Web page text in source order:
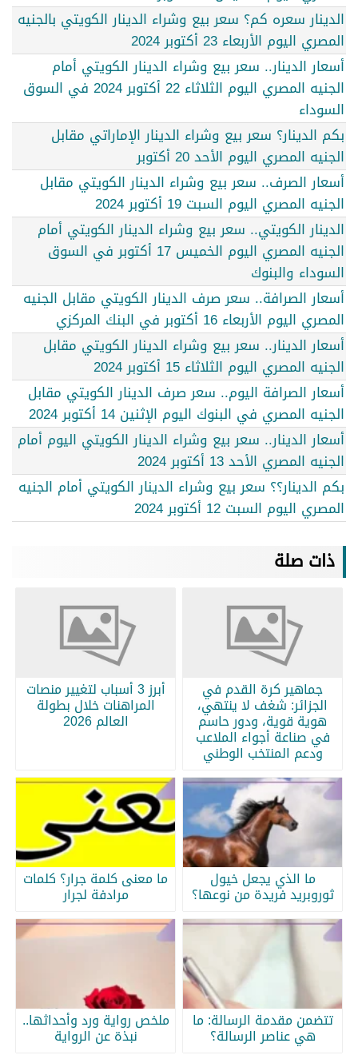
الدينار سعره كم؟ سعر بيع وشراء الدينار الكويتي بالجنيه
المصري اليوم الأربعاء 23 أكتوبر 2024
أسعار الدينار.. سعر بيع وشراء الدينار الكويتي أمام
الجنيه المصري اليوم الثلاثاء 22 أكتوبر 2024 في السوق
السوداء
بكم الدينار؟ سعر بيع وشراء الدينار الإماراتي مقابل
الجنيه المصري اليوم الأحد 20 أكتوبر
أسعار الصرف.. سعر بيع وشراء الدينار الكويتي مقابل
الجنيه المصري اليوم السبت 19 أكتوبر 2024
الدينار الكويتي.. سعر بيع وشراء الدينار الكويتي أمام
الجنيه المصري اليوم الخميس 17 أكتوبر في السوق
السوداء والبنوك
أسعار الصرافة.. سعر صرف الدينار الكويتي مقابل الجنيه
المصري اليوم الأربعاء 16 أكتوبر في البنك المركزي
أسعار الدينار.. سعر بيع وشراء الدينار الكويتي مقابل
الجنيه المصري اليوم الثلاثاء 15 أكتوبر 2024
أسعار الصرافة اليوم.. سعر صرف الدينار الكويتي مقابل
الجنيه المصري في البنوك اليوم الإثنين 14 أكتوبر 2024
أسعار الدينار.. سعر بيع وشراء الدينار الكويتي اليوم أمام
الجنيه المصري الأحد 13 أكتوبر 2024
بكم الدينار؟؟ سعر بيع وشراء الدينار الكويتي أمام الجنيه
المصري اليوم السبت 12 أكتوبر 2024
ذات صلة
جماهير كرة القدم في
الجزائر: شغف لا ينتهي،
هوية قوية، ودور حاسم
في صناعة أجواء الملاعب
ودعم المنتخب الوطني
أبرز 3 أسباب لتغيير منصات
المراهنات خلال بطولة
العالم 2026
ما الذي يجعل خيول
ثوروبريد فريدة من نوعها؟
ما معنى كلمة جرار؟ كلمات
مرادفة لجرار
تتضمن مقدمة الرسالة: ما
هي عناصر الرسالة؟
ملخص رواية ورد وأحداثها..
نبذة عن الرواية